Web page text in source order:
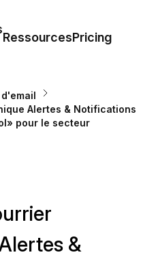
RessourcesPricing
Alertes & Notifications
pour le secteur
&